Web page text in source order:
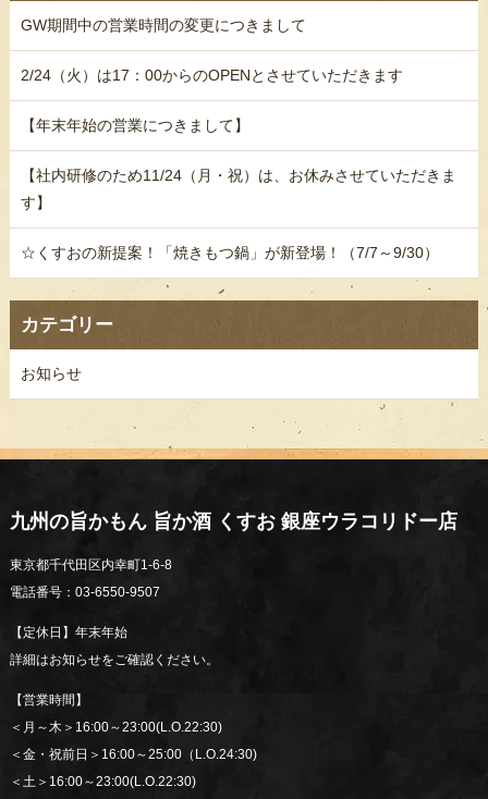
GW期間中の営業時間の変更につきまして
2/24（火）は17：00からのOPENとさせていただきます
【年末年始の営業につきまして】
【社内研修のため11/24（月・祝）は、お休みさせていただきま
す】
☆くすおの新提案！「焼きもつ鍋」が新登場！（7/7～9/30）
カテゴリー
お知らせ
九州の旨かもん 旨か酒 くすお 銀座ウラコリドー店
東京都千代田区内幸町1-6-8
電話番号：03-6550-9507
【定休日】年末年始
詳細はお知らせをご確認ください。
【営業時間】
＜月～木＞16:00～23:00(L.O.22:30)
＜金・祝前日＞16:00～25:00（L.O.24:30)
＜土＞16:00～23:00(L.O.22:30)